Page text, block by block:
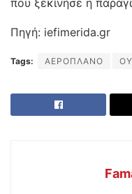
Πηγή: iefimerida.gr
Tags: ΑΕΡΟΠΛΑΝΟ